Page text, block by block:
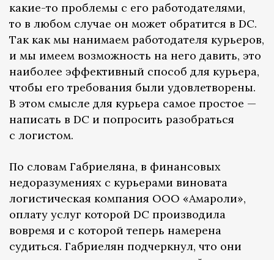
какие-то проблемы с его работодателями,
то в любом случае он может обратится в DC.
Так как мы нанимаем работодателя курьеров,
и мы имеем возможность на него давить, это
наиболее эффективный способ для курьера,
чтобы его требования были удовлетворены.
В этом смысле для курьера самое простое —
написать в DC и попросить разобраться
с логистом.
По словам Габриеляна, в финансовых
недоразумениях с курьерами виновата
логистическая компания ООО «Амароли»,
оплату услуг которой DC производила
вовремя и с которой теперь намерена
судиться. Габриелян подчеркнул, что они